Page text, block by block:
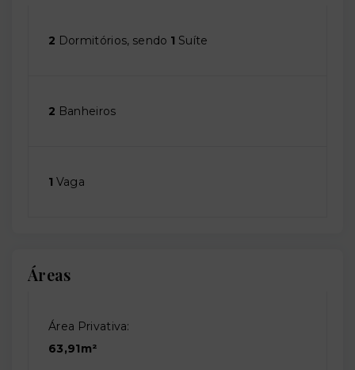
2 Dormitórios, sendo 1 Suíte
2 Banheiros
1 Vaga
Áreas
Área Privativa:
63,91m²